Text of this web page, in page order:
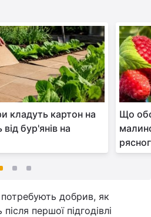
кладуть картон на
бур'янів на
Що
добрив, як
першої підгодівлі